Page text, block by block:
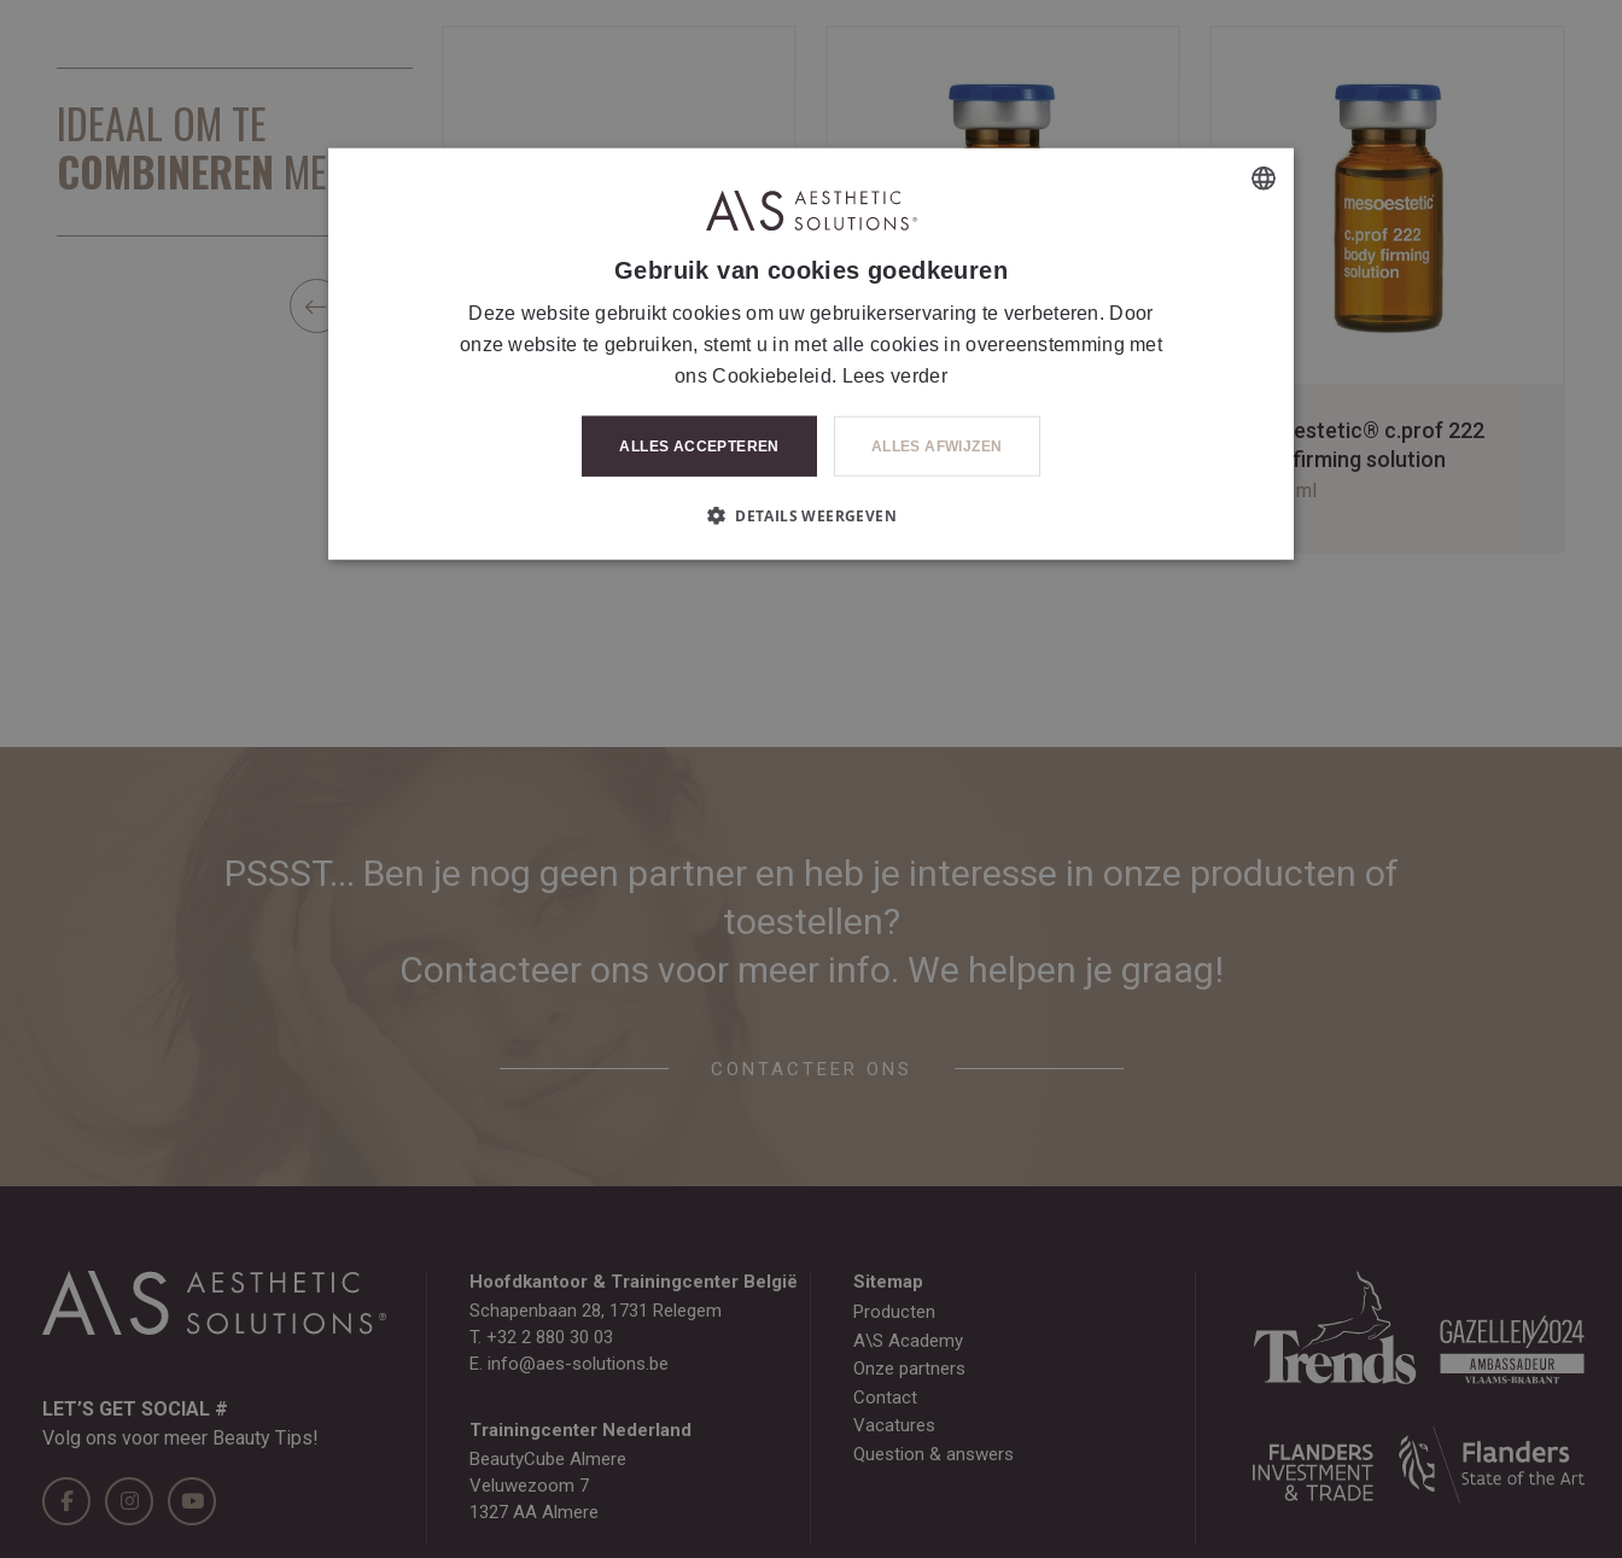
IDEAAL OM TE
COMBINEREN MET ...
skinmark solution
lipolytic solution
mesoestetic® c.prof 222
body firming solution
5 x 10 ml
PSSST... Ben je nog geen partner en heb je interesse in onze producten of
toestellen?
Contacteer ons voor meer info. We helpen je graag!
CONTACTEER ONS
LET’S GET SOCIAL #
Volg ons voor meer Beauty Tips!
Hoofdkantoor & Trainingcenter België
Schapenbaan 28, 1731 Relegem
T. +32 2 880 30 03
E. info@aes-solutions.be
Trainingcenter Nederland
BeautyCube Almere
Veluwezoom 7
1327 AA Almere
Sitemap
Producten
A\S Academy
Onze partners
Contact
Vacatures
Question & answers
Gebruik van cookies goedkeuren
Deze website gebruikt cookies om uw gebruikerservaring te verbeteren. Door
onze website te gebruiken, stemt u in met alle cookies in overeenstemming met
ons Cookiebeleid.
Lees verder
ALLES ACCEPTEREN ALLES AFWIJZEN
DETAILS WEERGEVEN